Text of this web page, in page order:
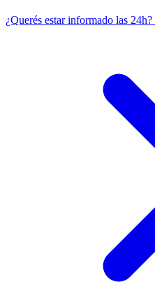
¿Querés estar informado las 24h?